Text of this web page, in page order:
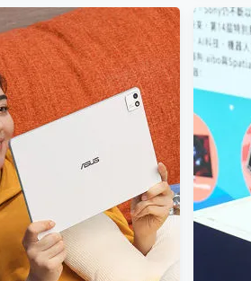
OPPO Reno16 系列銷售亮
眼，攜手《Pingu™企鵝家
族》推出限量聯名周邊
「表
樣玩~